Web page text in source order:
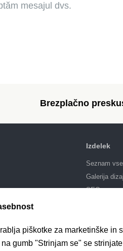
mesajul dvs.
Brezplačno
Izdelek
Seznam
Galerija
SEO
piškotke za marketinške
gumb "Strinjam se" se